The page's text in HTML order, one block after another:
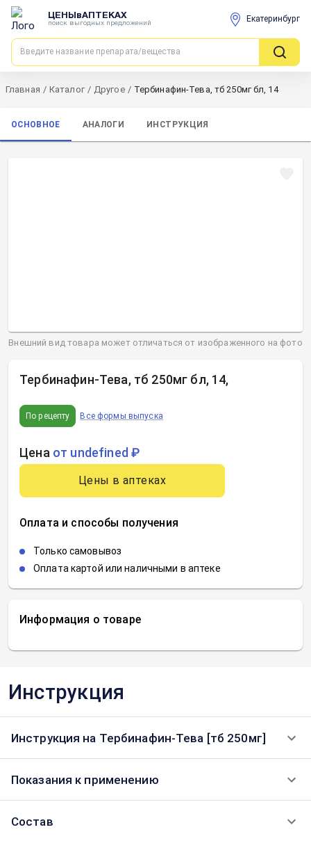
ЦЕНЫвАПТЕКАХ
поиск выгодных предложений Екатеринбург
Главная / Каталог / Другое / Тербинафин-Тева, тб 250мг бл, 14
ОСНОВНОЕ АНАЛОГИ ИНСТРУКЦИЯ
Информация о товаре
Тербинафин-Тева, тб 250мг бл, 14,
По рецепту Все формы выпуска
Цена от undefined ₽
Цены в аптеках
Оплата и способы получения
Только самовывоз
Оплата картой или наличными в аптеке
Внешний вид товара может отличаться от изображенного на фото
Инструкция
Инструкция на Тербинафин-Тева [тб 250мг]
Показания к применению
Состав